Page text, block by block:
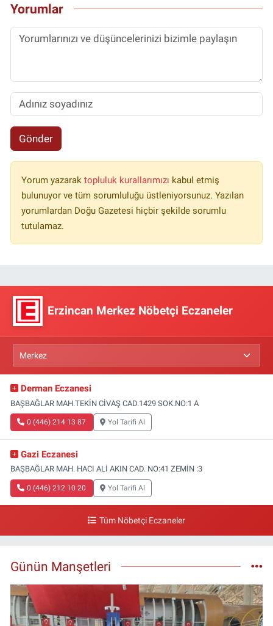
Yorumlar
Gönder
Yorum yazarak topluluk kurallarımızı kabul etmiş
bulunuyor ve tüm sorumluluğu üstleniyorsunuz. Yazılan
yorumlardan Doğu Gazetesi hiçbir şekilde sorumlu
tutulamaz.
Erzincan Merkez Nöbetçi Eczaneler
Derman Eczanesi
BAŞBAĞLAR MAH.TEKİN CİVAŞ CAD.1429 SOK.NO:1 A
0 (446) 214 13 87 Yol Tarifi Al
Gazi Eczanesi
BAŞBAĞLAR MAH. HACI ALİ AKIN CAD. NO:41 ZEMİN :3
0 (446) 212 10 20 Yol Tarifi Al
Tüm Nöbetçi Eczaneler
Günün Manşetleri